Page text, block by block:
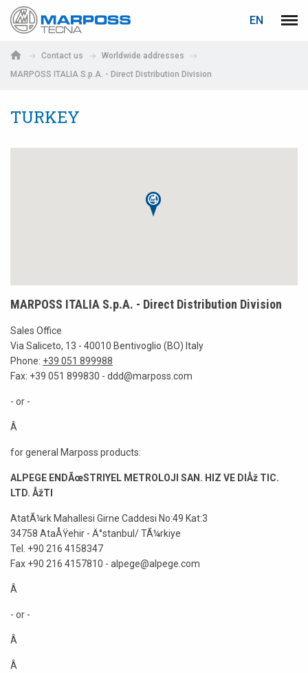
Marposs
EN
Menu
Contact us
Worldwide addresses
MARPOSS ITALIA S.p.A. - Direct Distribution Division
TURKEY
MARPOSS ITALIA S.p.A. - Direct Distribution Division
Sales Office
Via Saliceto, 13 - 40010 Bentivoglio (BO) Italy
Phone: +39 051 899988
Fax: +39 051 899830 - ddd@marposs.com
- or -
Â
for general Marposs products:
ALPEGE ENDÃœSTRIYEL METROLOJI SAN. HIZ VE DIÅž TIC.
LTD. ÅžTI
AtatÃ¼rk Mahallesi Girne Caddesi No:49 Kat:3
34758 AtaÅŸehir - Ä°stanbul/ TÃ¼rkiye
Tel. +90 216 4158347
Fax +90 216 4157810 - alpege@alpege.com
Â
- or -
Â
Â
Deutsch
日本語 (Japanese)
LOGIN PASSWORD RECOVERY